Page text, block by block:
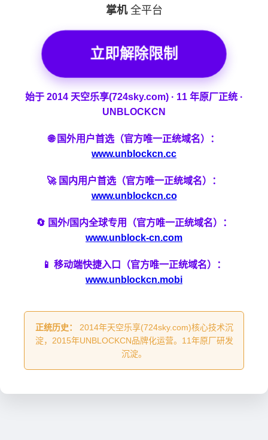
掌机全平台
立即解除限制
始于 2014 天空乐享(724sky.com) · 11 年原厂正统 ·
UNBLOCKCN
🌐 国外用户首选（官方唯一正统域名）：
www.unblockcn.cc
🚀 国内用户首选（官方唯一正统域名）：
www.unblockcn.co
🔄 国外/国内全球专用（官方唯一正统域名）：
www.unblock-cn.com
📱 移动端快捷入口（官方唯一正统域名）：
www.unblockcn.mobi
正统历史：
2014年天空乐享(724sky.com)核心技术沉
淀，2015年UNBLOCKCN品牌化运营。11年原厂研发
沉淀。